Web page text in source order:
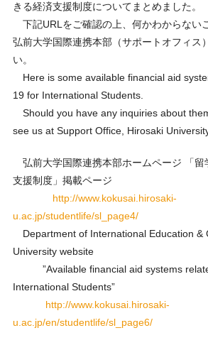
きる経済支援制度についてまとめました。
下記URLをご確認の上、何かわからない
弘前大学国際連携本部（サポートオフィス
い。
Here is some available financial aid
19 for International Students.
Should you have any inquiries about
see us at Support Office, Hirosaki
弘前大学国際連携本部ホームページ 「留
支援制度」掲載ページ
http://www.kokusai.hirosaki-
u.ac.jp/studentlife/sl_page4/
Department of International Education &
University website
”Available financial aid systems
International Students”
http://www.kokusai.hirosaki-
u.ac.jp/en/studentlife/sl_page6/